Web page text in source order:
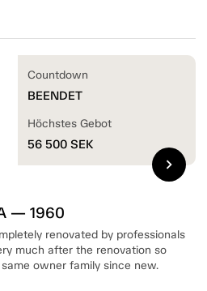
— 1960
renovated by professionals
much after the renovation so
owner family since new.
Countdown
BEENDET
Höchstes Gebot
56 500 SEK
chevron_right